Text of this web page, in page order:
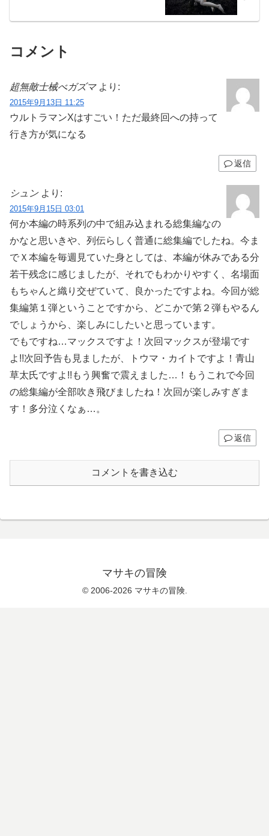
コメント
超無敵士械べガズマ より:
2015年9月13日 11:25
ウルトラマンXはすごい！ただ最終回への持って
行き方が気になる
返信
シュン より:
2015年9月15日 03:01
何か本編の時系列の中で組み込まれる総集編なの
かなと思いきや、列伝らしく普通に総集編でしたね。今ま
でＸ本編を毎週見ていた身としては、本編が休みである分
若干残念に感じましたが、それでもわかりやすく、名場面
もちゃんと織り交ぜていて、良かったですよね。今回が総
集編第１弾ということですから、どこかで第２弾もやるん
でしょうから、楽しみにしたいと思っています。
でもですね…マックスですよ！次回マックスが登場です
よ!!次回予告も見ましたが、トウマ・カイトですよ！青山
草太氏ですよ!!もう興奮で震えました…！もうこれで今回
の総集編が全部吹き飛びましたね！次回が楽しみすぎま
す！多分泣くなぁ…。
返信
コメントを書き込む
マサキの冒険
© 2006-2026 マサキの冒険.